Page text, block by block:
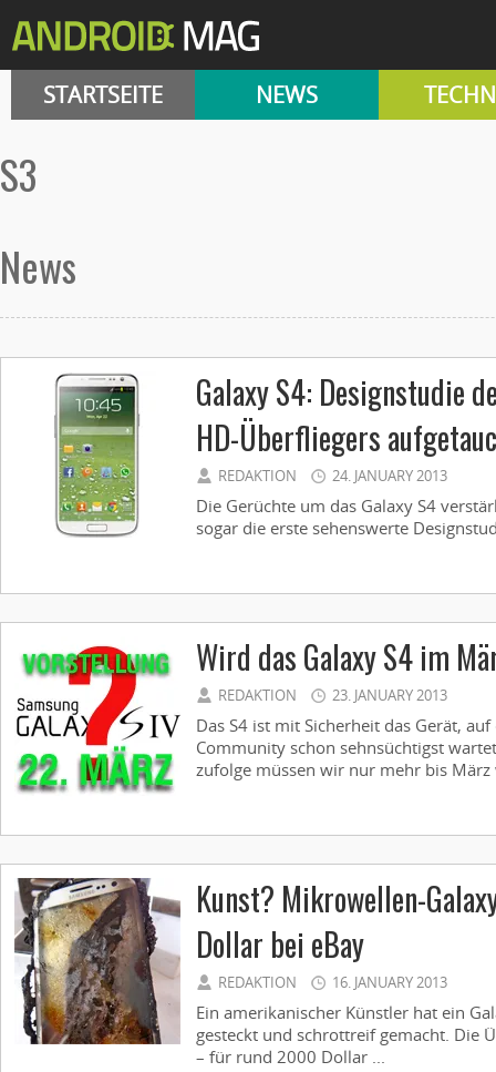
STARTSEITE NEWS
S3
News
Galaxy S4: Designstudie
HD-Überfliegers
REDAKTION 24. JANUARY 2013
Die Gerüchte um das Galaxy S4
sogar die erste sehenswerte
Wird das Galaxy S4 im
REDAKTION 23. JANUARY 2013
Das S4 ist mit Sicherheit das Gerät,
Community schon sehnsüchtigst
zufolge müssen wir nur mehr bis März
Kunst? Mikrowellen-
Dollar bei eBay
REDAKTION 16. JANUARY 2013
Ein amerikanischer Künstler hat ein
gesteckt und schrottreif gemacht. Die
– für rund 2000 Dollar ...